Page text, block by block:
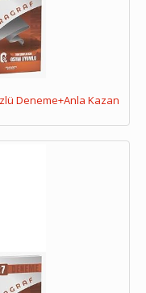
Deneme+Anla Kazan